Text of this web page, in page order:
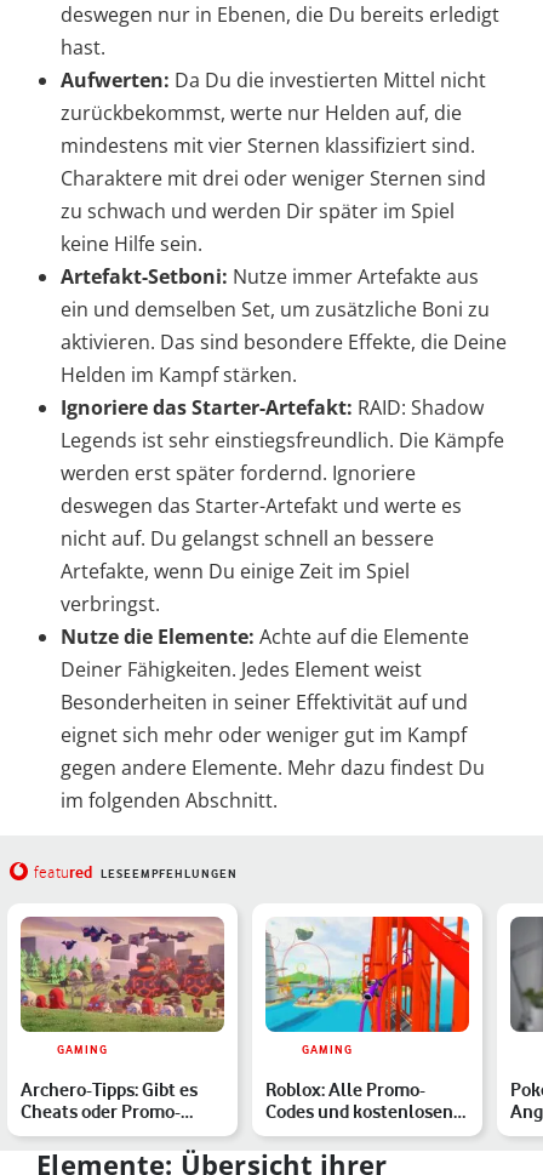
deswegen nur in Ebenen, die Du bereits erledigt
hast.
Aufwerten: Da Du die investierten Mittel nicht
zurückbekommst, werte nur Helden auf, die
mindestens mit vier Sternen klassifiziert sind.
Charaktere mit drei oder weniger Sternen sind
zu schwach und werden Dir später im Spiel
keine Hilfe sein.
Artefakt-Setboni: Nutze immer Artefakte aus
ein und demselben Set, um zusätzliche Boni zu
aktivieren. Das sind besondere Effekte, die Deine
Helden im Kampf stärken.
Ignoriere das Starter-Artefakt: RAID: Shadow
Legends ist sehr einstiegsfreundlich. Die Kämpfe
werden erst später fordernd. Ignoriere
deswegen das Starter-Artefakt und werte es
nicht auf. Du gelangst schnell an bessere
Artefakte, wenn Du einige Zeit im Spiel
verbringst.
Nutze die Elemente: Achte auf die Elemente
Deiner Fähigkeiten. Jedes Element weist
Besonderheiten in seiner Effektivität auf und
eignet sich mehr oder weniger gut im Kampf
gegen andere Elemente. Mehr dazu findest Du
im folgenden Abschnitt.
featured LESEEMPFEHLUNGEN
GAMING
Archero-Tipps: Gibt es
Cheats oder Promo-
Codes für das
Handyspiel…
GAMING
Roblox: Alle Promo-
Codes und kostenlosen
Items im August 2023
Elemente: Übersicht ihrer